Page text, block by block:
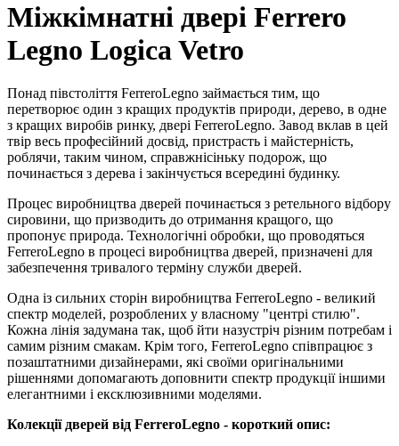
Міжкімнатні двері Ferrero
Legno Logica Vetro
Понад півстоліття FerreroLegno займається тим, що
перетворює один з кращих продуктів природи, дерево, в одне
з кращих виробів ринку, двері FerreroLegno. Завод вклав в цей
твір весь професійний досвід, пристрасть і майстерність,
роблячи, таким чином, справжнісіньку подорож, що
починається з дерева і закінчується всередині будинку.
Процес виробництва дверей починається з ретельного відбору
сировини, що призводить до отримання кращого, що
пропонує природа. Технологічні обробки, що проводяться
FerreroLegno в процесі виробництва дверей, призначені для
забезпечення тривалого терміну служби дверей.
Одна із сильних сторін виробництва FerreroLegno - великий
спектр моделей, розроблених у власному "центрі стилю".
Кожна лінія задумана так, щоб йти назустріч різним потребам і
самим різним смакам. Крім того, FerreroLegno співпрацює з
позаштатними дизайнерами, які своїми оригінальними
рішеннями допомагають доповнити спектр продукції іншими
елегантними і ексклюзивними моделями.
Колекції дверей від FerreroLegno - короткий опис: